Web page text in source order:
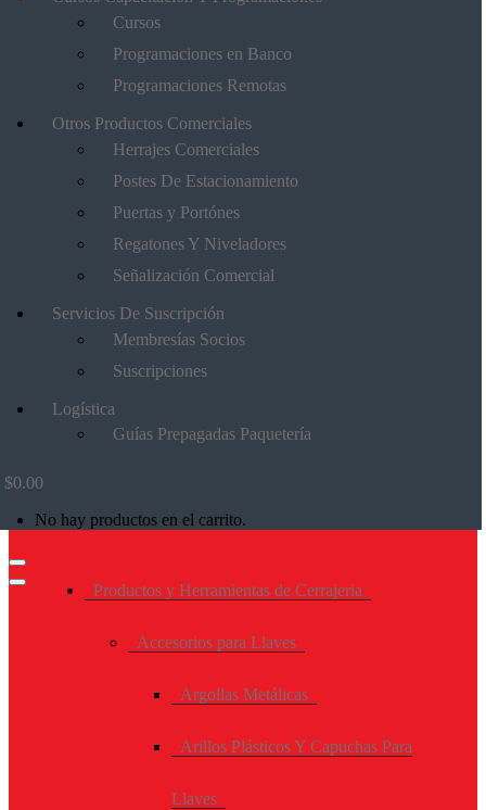
Cursos
Programaciones en Banco
Programaciones Remotas
Otros Productos Comerciales
Herrajes Comerciales
Postes De Estacionamiento
Puertas y Portónes
Regatones Y Niveladores
Señalización Comercial
Servicios De Suscripción
Membresías Socios
Suscripciones
Logística
Guías Prepagadas Paquetería
$0.00
No hay productos en el carrito.
Productos y Herramientas de Cerrajeria
Accesorios para Llaves
Argollas Metálicas
Arillos Plásticos Y Capuchas Para
Llaves